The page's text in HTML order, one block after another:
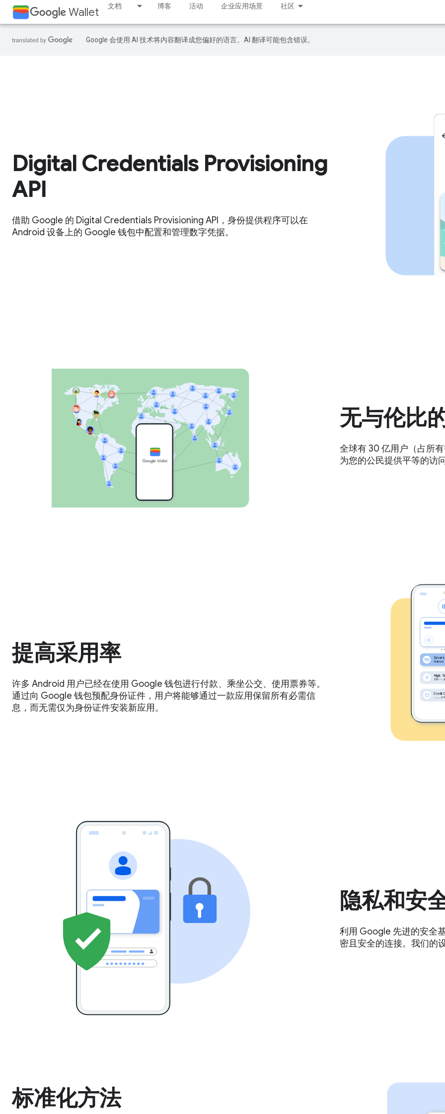
Wallet 文档 博客 活动 企业应用场景 社区
Google 会使用 AI 技术将内容翻译成您偏好的语言。AI 翻译可能包含错误。
Digital Credentials Provisioning
API
借助 Google 的 Digital Credentials Provisioning API，身份提供程序可以在
Android 设备上的 Google 钱包中配置和管理数字凭据。
无与伦比
全球有 30 亿用户（占所
为您的公民提供平等的访
提高采用率
许多 Android 用户已经在使用 Google 钱包进行付款、乘坐公交、使用票券等。
通过向 Google 钱包预配身份证件，用户将能够通过一款应用保留所有必需信
息，而无需仅为身份证件安装新应用。
隐私和安
利用 Google 先进的安全
密且安全的连接。我们的
标准化方法